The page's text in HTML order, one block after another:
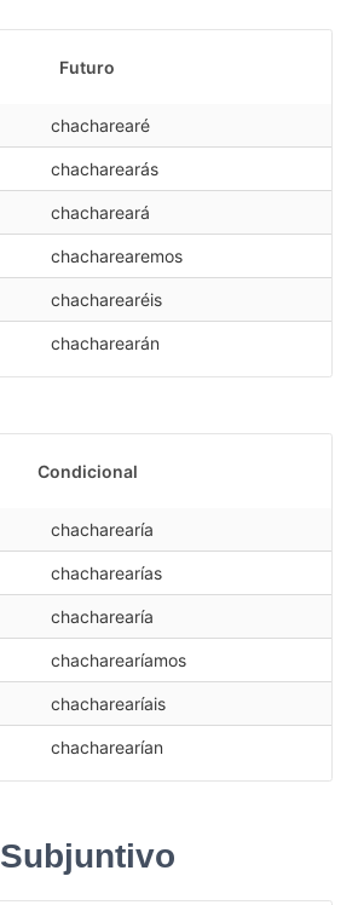
Futuro
chacharearé
chacharearás
chachareará
chacharearemos
chacharearéis
chacharearán
Condicional
chacharearía
chacharearías
chacharearía
chacharearíamos
chacharearíais
chacharearían
Subjuntivo